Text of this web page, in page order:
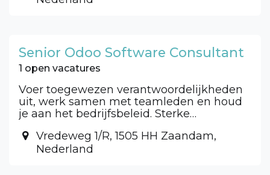
Senior Odoo Software Consultant
1 open vacatures
Voer toegewezen verantwoordelijkheden
uit, werk samen met teamleden en houd
je aan het bedrijfsbeleid. Sterke
denken en werkethiek zijn vereist.
Aanpassingsvermogen, initiatiefname en
Vredeweg 1/R, 1505 HH Zaandam,
Nederland